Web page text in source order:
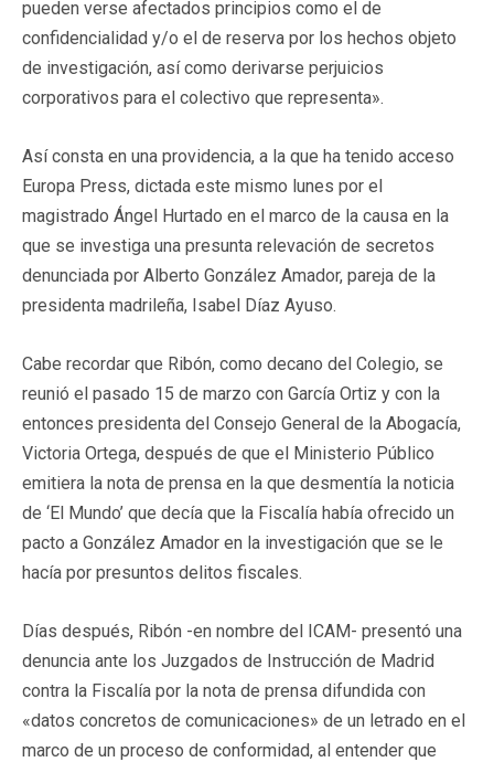
pueden verse afectados principios como el de
confidencialidad y/o el de reserva por los hechos objeto
de investigación, así como derivarse perjuicios
corporativos para el colectivo que representa».
Así consta en una providencia, a la que ha tenido acceso
Europa Press, dictada este mismo lunes por el
magistrado Ángel Hurtado en el marco de la causa en la
que se investiga una presunta relevación de secretos
denunciada por Alberto González Amador, pareja de la
presidenta madrileña, Isabel Díaz Ayuso.
Cabe recordar que Ribón, como decano del Colegio, se
reunió el pasado 15 de marzo con García Ortiz y con la
entonces presidenta del Consejo General de la Abogacía,
Victoria Ortega, después de que el Ministerio Público
emitiera la nota de prensa en la que desmentía la noticia
de ‘El Mundo’ que decía que la Fiscalía había ofrecido un
pacto a González Amador en la investigación que se le
hacía por presuntos delitos fiscales.
Días después, Ribón -en nombre del ICAM- presentó una
denuncia ante los Juzgados de Instrucción de Madrid
contra la Fiscalía por la nota de prensa difundida con
«datos concretos de comunicaciones» de un letrado en el
marco de un proceso de conformidad, al entender que